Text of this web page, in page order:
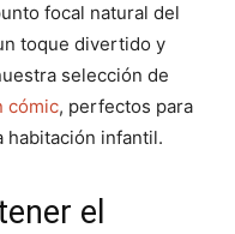
focal natural del
toque divertido y
selección de
cómic, perfectos para
habitación infantil.
el